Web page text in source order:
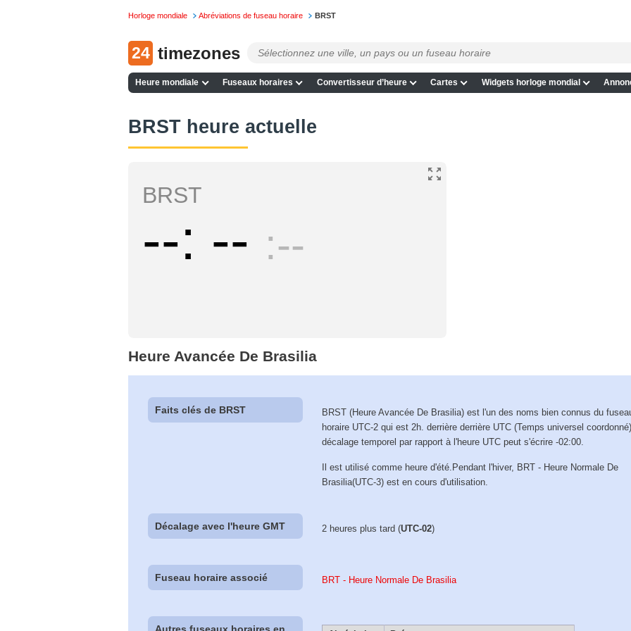
Horloge mondiale Abréviations de fuseau horaire BRST
24 timezones
Heure mondiale Fuseaux horaires Convertisseur d’heure Cartes Widgets horloge mondial
BRST heure actuelle
BRST
-- -- --
Heure Avancée De Brasilia
Faits clés de BRST
BRST (Heure Avancée De Brasilia) est l'un des noms bien connus du
horaire UTC-2 qui est 2h. derrière derrière UTC (Temps universel
décalage temporel par rapport à l'heure UTC peut s'écrire -02:00.
Il est utilisé comme heure d'été.Pendant l'hiver, BRT - Heure Normale De
Brasilia(UTC-3) est en cours d'utilisation.
Décalage avec l'heure GMT 2 heures plus tard (UTC-02)
Fuseau horaire associé BRT - Heure Normale De Brasilia